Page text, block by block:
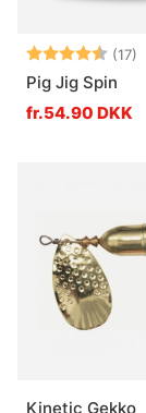
Vurdering: (17)
Pig Jig Spin
fr.54.90 DKK
Kinetic Gekko